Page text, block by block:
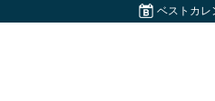
ベストカレ